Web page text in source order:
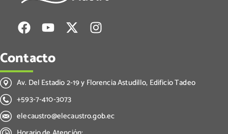
Contacto
Av. Del Estadio 2-19 y Florencia Astudillo, Edificio Tadeo
+593-7-410-3073
elecaustro@elecaustro.gob.ec